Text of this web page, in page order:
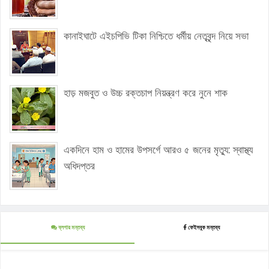
কানাইঘাটে এইচপিভি টিকা নিশ্চিতে ধর্মীয় নেতৃবৃন্দ নিয়ে সভা
হাড় মজবুত ও উচ্চ রক্তচাপ নিয়ন্ত্রণ করে নুনে শাক
একদিনে হাম ও হামের উপসর্গে আরও ৫ জনের মৃত্যু: স্বাস্থ্য
অধিদপ্তর
ব্লগার মন্তব্য ফেইসবুক মন্তব্য